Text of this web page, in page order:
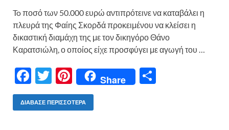
To ποσό των 50.000 ευρώ αντιπρότεινε να καταβάλει η
πλευρά της Φαίης Σκορδά προκειμένου να κλείσει η
δικαστική διαμάχη της με τον δικηγόρο Θάνο
Καρατσιώλη, ο οποίος είχε προσφύγει με αγωγή του …
F
ac
e
T
w
itt
Pi
nt
er
Share
ΔΙΆΒΑΣΕ ΠΕΡΙΣΣΌΤΕΡΑ